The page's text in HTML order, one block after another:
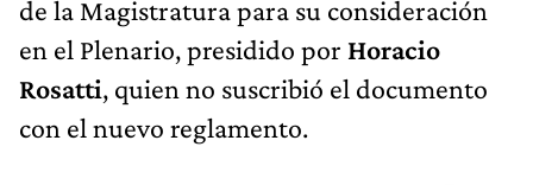
de la Magistratura para su consideración
en el Plenario, presidido por Horacio
Rosatti, quien no suscribió el documento
con el nuevo reglamento.